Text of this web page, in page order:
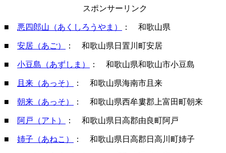
スポンサーリンク
■ 悪四郎山（あくしろうやま） ： 和歌山県
■ 安居（あご） ： 和歌山県日置川町安居
■ 小豆島（あずしま） ： 和歌山県和歌山市小豆島
■ 且来（あっそ） ： 和歌山県海南市且来
■ 朝来（あっそ） ： 和歌山県西牟婁郡上富田町朝来
■ 阿戸（アト） ： 和歌山県日高郡由良町阿戸
■ 姉子（あねこ） ： 和歌山県日高郡日高川町姉子